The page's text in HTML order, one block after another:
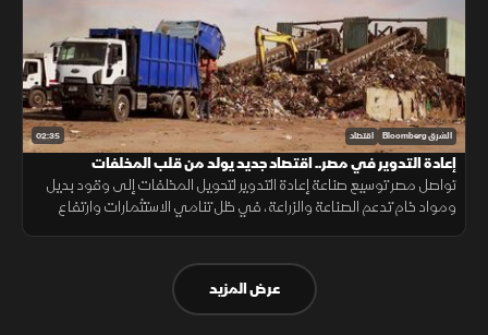
02:35 الشرق Bloomberg اقتصاد
إعادة التدوير في مصر.. اقتصاد جديد يولد من قلب المخلفات
تواصل مصر توسيع صناعة إعادة التدوير لتحويل المخلفات إلى وقود بديل
ومواد خام تدعم الصناعة والزراعة، في ظل تنامي الاستثمارات وارتفاع
عرض المزيد